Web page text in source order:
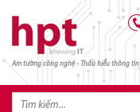
Am tường công nghệ - Thấu hiểu thông tin
TRANG CHỦ
TRANG CHỦ